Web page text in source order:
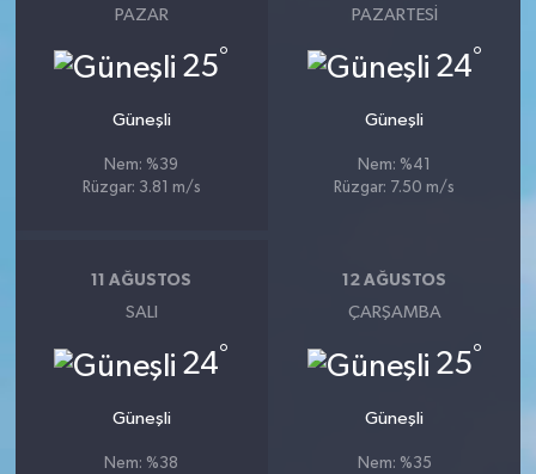
PAZAR
25°
Güneşli
Nem: %39
Rüzgar: 3.81 m/s
PAZARTESI
24°
Güneşli
Nem: %41
Rüzgar: 7.50 m/s
11 AĞUSTOS
SALI
24°
Güneşli
Nem: %38
12 AĞUSTOS
ÇARŞAMBA
25°
Güneşli
Nem: %35